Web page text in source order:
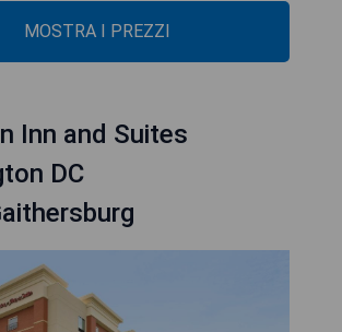
MOSTRA I PREZZI
Inn and Suites
DC